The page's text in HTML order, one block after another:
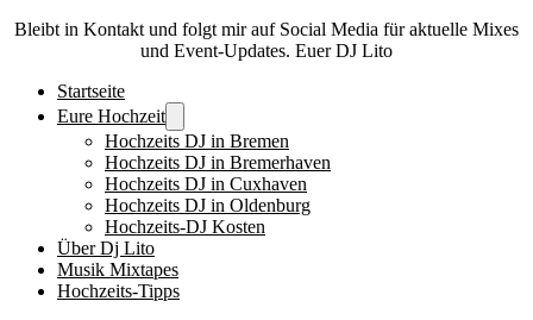
Bleibt in Kontakt und folgt mir auf Social Media für aktuelle Mixes
und Event-Updates. Euer DJ Lito
Startseite
Eure Hochzeit
Hochzeits DJ in Bremen
Hochzeits DJ in Bremerhaven
Hochzeits DJ in Cuxhaven
Hochzeits DJ in Oldenburg
Hochzeits-DJ Kosten
Über Dj Lito
Musik Mixtapes
Hochzeits-Tipps